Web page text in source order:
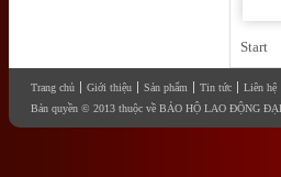
Start
Trang chủ Giới thiệu Sản phẩm Tin tức
Liên hệ
Bản quyền © 2013 thuộc về BẢO HỘ LAO ĐỘNG